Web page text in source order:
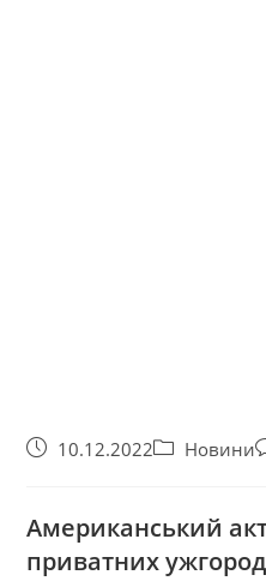
10.12.2022 Новини
Американський
приватних